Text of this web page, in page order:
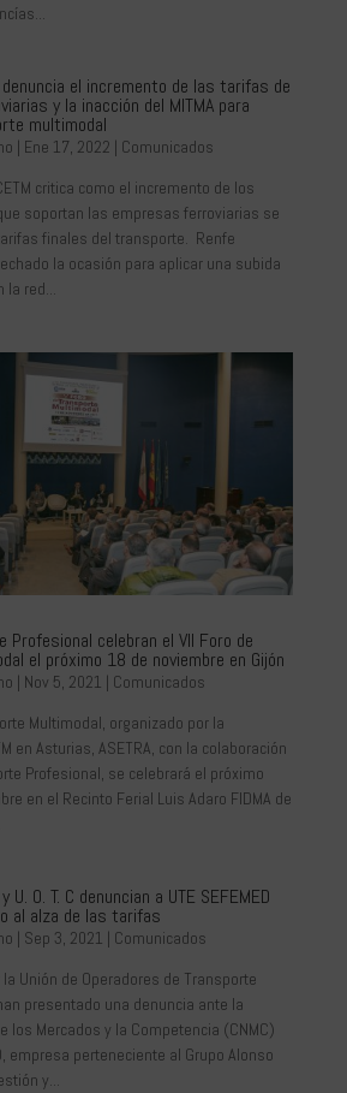
denuncia el incremento de las tarifas de
y la inacción del MITMA para
multimodal
| Ene 17, 2022 | Comunicados
critica como el incremento de los
soportan las empresas ferroviarias se
finales del transporte. Renfe
la ocasión para aplicar una subida
la red...
celebran el VII Foro de
el próximo 18 de noviembre en Gijón
| Nov 5, 2021 | Comunicados
Multimodal, organizado por la
en Asturias, ASETRA, con la colaboración
Profesional, se celebrará el próximo
en el Recinto Ferial Luis Adaro FIDMA de
U. O. T. C denuncian a UTE SEFEMED
al alza de las tarifas
| Sep 3, 2021 | Comunicados
la Unión de Operadores de Transporte
presentado una denuncia ante la
los Mercados y la Competencia (CNMC)
empresa perteneciente al Grupo Alonso
y...